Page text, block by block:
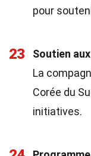
pour
23 Soutien
La
Corée du
initiatives.